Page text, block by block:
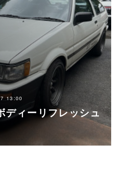
13:00
ディーリフレッシュ